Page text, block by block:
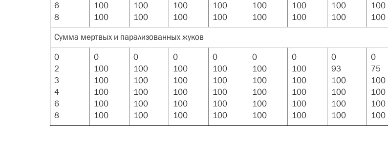
6
8
100
100
100
100
100
100
100
100
100
100
100
100
100
100
100
100
Сумма мертвых и парализованных жуков
0
2
3
4
6
8
0
100
100
100
100
100
0
100
100
100
100
100
0
100
100
100
100
100
0
100
100
100
100
100
0
100
100
100
100
100
0
100
100
100
100
100
0
93
100
100
100
100
0
75
100
100
100
100